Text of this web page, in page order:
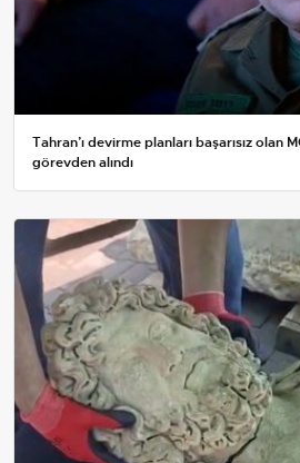
Tahran’ı devirme planları başarısız olan
görevden alındı